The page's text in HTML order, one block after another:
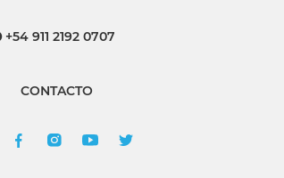
+54 911 2192 0707
CONTACTO